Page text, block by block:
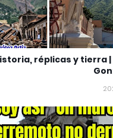
réplicas y tierra |